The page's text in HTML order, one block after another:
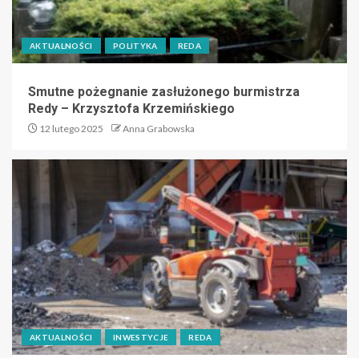
AKTUALNOŚCI POLITYKA REDA
Smutne pożegnanie zasłużonego burmistrza
Redy – Krzysztofa Krzemińskiego
12 lutego 2025 Anna Grabowska
AKTUALNOŚCI INWESTYCJE REDA